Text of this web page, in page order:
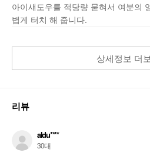
아이섀도우를 적당량 묻혀서 여분의
볍게 터치 해 줍니다.
상세정보 더
리뷰
aldu****
30대